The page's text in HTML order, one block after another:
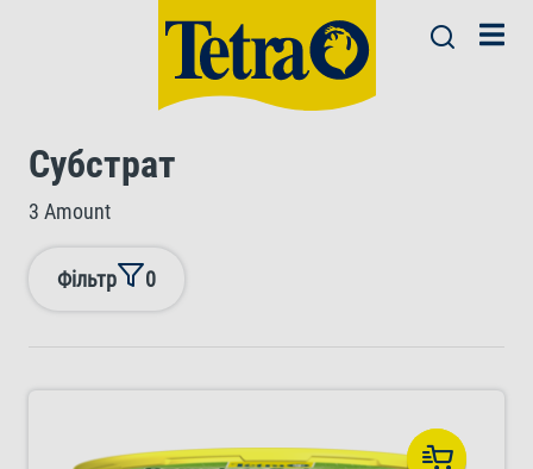
Субстрат
3 Amount
Фільтр 0